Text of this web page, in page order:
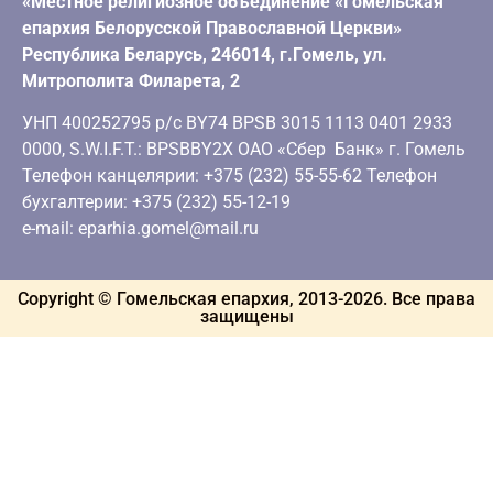
епархия Белорусской Православной Церкви»
Республика Беларусь, 246014, г.Гомель, ул.
Митрополита Филарета, 2
УНП 400252795 р/с BY74 BPSB 3015 1113 0401 2933
0000, S.W.I.F.T.: BPSBBY2X ОАО «Сбер Банк» г. Гомель
Телефон канцелярии: +375 (232) 55-55-62 Телефон
бухгалтерии: +375 (232) 55-12-19
e-mail: eparhia.gomel@mail.ru
Copyright © Гомельская епархия, 2013-2026. Все права
защищены